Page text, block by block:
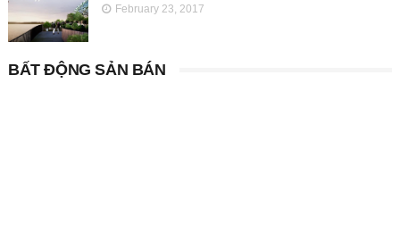
February 23, 2017
BẤT ĐỘNG SẢN BÁN